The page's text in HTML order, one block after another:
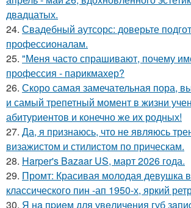
двадцатых.
24. Свадебный аутсорс: доверьте
профессионалам.
25. "Меня часто спрашивают, почему
профессия - парикмахер?
26. Скоро самая замечательная пора,
и самый трепетный момент в жизни
абитуриентов и конечно же их родных!
27. Да, я признаюсь, что не являюсь
визажистом и стилистом по прическам.
28. Harper's Bazaar US, март 2026 года.
29. Промт: Красивая молодая девушка
классического пин -ап 1950-х, яркий
30. Я нa пpиeм для увeличeния губ